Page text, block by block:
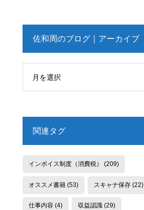
佐和周のブログ｜アーカイブ
月を選択
関連タグ
インボイス制度（消費税） (209)
オススメ書籍(53) スキャナ保存(22)
仕事内容(4) 収益認識(29)